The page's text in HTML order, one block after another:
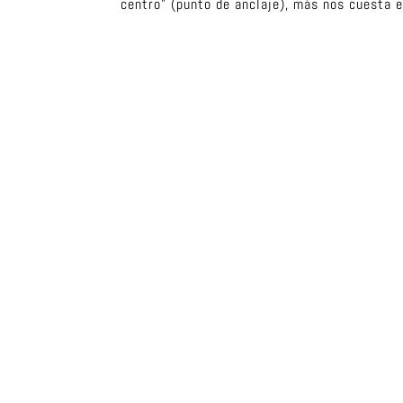
centro” (punto de anclaje), más nos cuesta